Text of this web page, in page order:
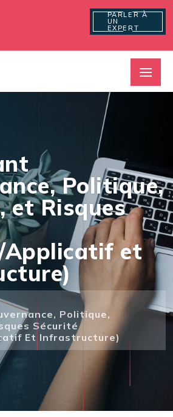
PARLER À
UN
EXPERT
Politique,
et Risques
Applicatif et
Politique,
Sécurité
Et Infrastructure)